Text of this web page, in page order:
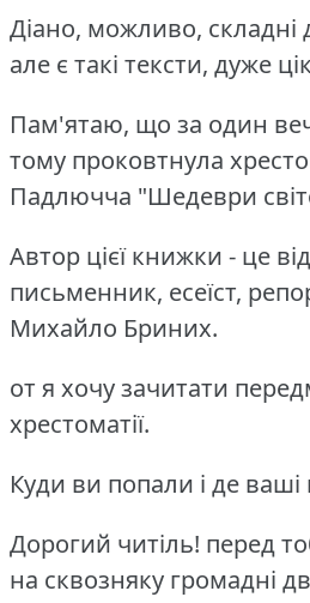
Діано, можливо, складні
але є такі тексти, дуже
Пам'ятаю, що за один
тому проковтнула
Падлючча "Шедеври
Автор цієї книжки - це
письменник, есеїст,
Михайло Бриних.
от я хочу зачитати
хрестоматії.
Куди ви попали і де ваші
Дорогий читіль! перед
на сквозняку громадні